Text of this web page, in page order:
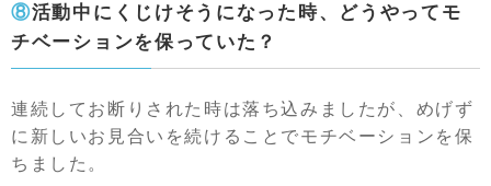
⑧活動中にくじけそうになった時、どうやってモ
チベーションを保っていた？
連続してお断りされた時は落ち込みましたが、めげず
に新しいお見合いを続けることでモチベーションを保
ちました。